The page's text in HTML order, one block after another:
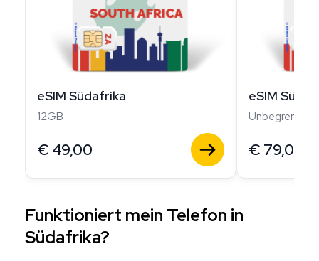
eSIM Südafrika
12GB
€ 49,00
eSIM
Unbegrenzt
€ 79,00
Funktioniert mein Telefon in
Südafrika?